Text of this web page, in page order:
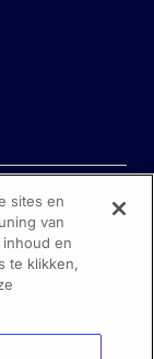
ons op
sites en
van
en
te klikken,